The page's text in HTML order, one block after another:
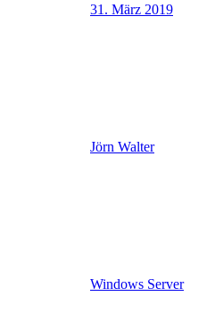
31. März 2019
Jörn Walter
Windows Server